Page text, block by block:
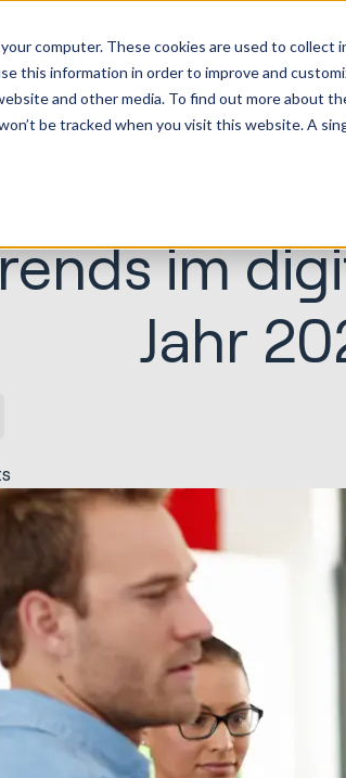
computer. These cookies are used to
this information in order to improve and
and other media. To find out more about
be tracked when you visit this website. A
HubSpot
Implementierung
im
Jahr